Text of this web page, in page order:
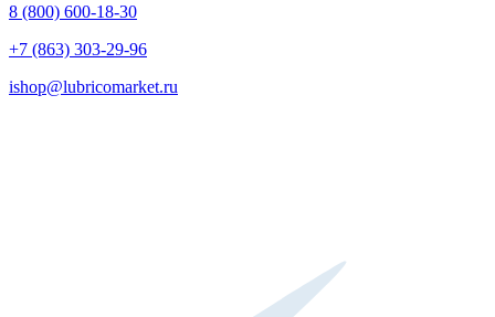
8 (800) 600-18-30
+7 (863) 303-29-96
ishop@lubricomarket.ru